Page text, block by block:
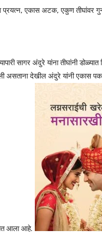
प्रयत्न, एकास अटक, एकुण तीघांवर
सागर अंदुरे यांना तीघांनी डोळ्यात
असताना देखील अंदुरे यांनी एकास
आला आहे.